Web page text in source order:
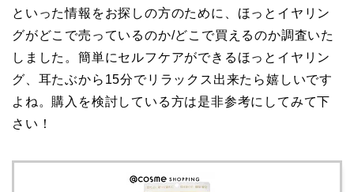
といった情報をお探しの方のために、ほっとイヤリン
グがどこで売っているのか/どこで買えるのか調査いた
しました。簡単にセルフケアができるほっとイヤリン
グ、耳たぶから15分でリラックス出来たら嬉しいです
よね。購入を検討している方は是非参考にしてみて下
さい！